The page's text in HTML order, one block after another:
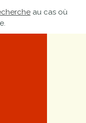
au cas où